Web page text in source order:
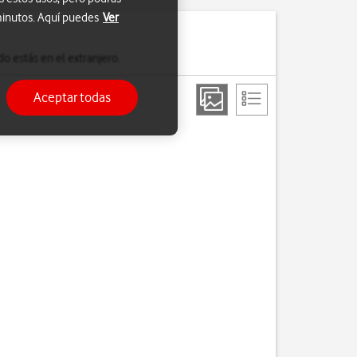
Aquí puedes Ver
Aceptar todas